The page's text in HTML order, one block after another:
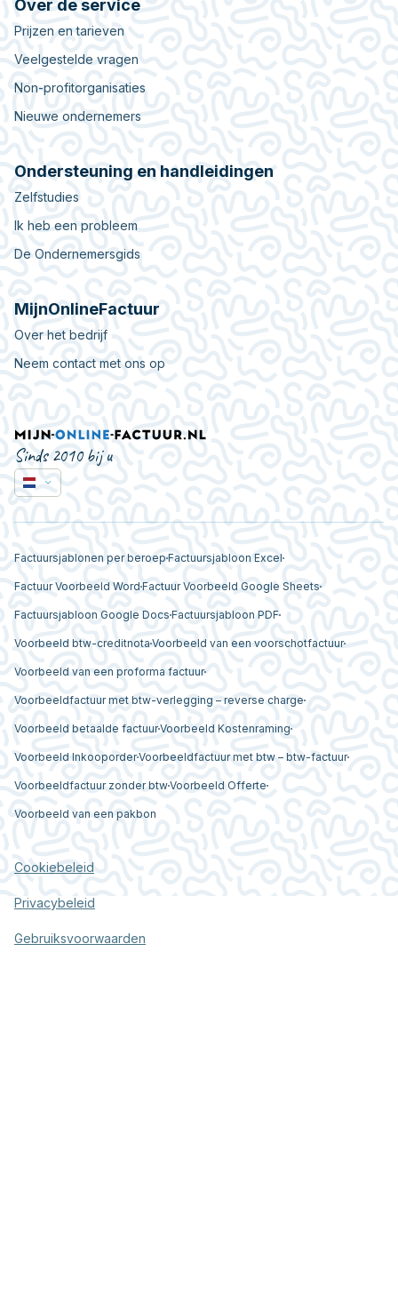
Over de service
Prijzen en tarieven
Veelgestelde vragen
Non-profitorganisaties
Nieuwe ondernemers
Ondersteuning en handleidingen
Zelfstudies
Ik heb een probleem
De Ondernemersgids
MijnOnlineFactuur
Over het bedrijf
Neem contact met ons op
Sinds 2010 bij u
Factuursjablonen per beroep Factuursjabloon Excel
Factuur Voorbeeld Word Factuur Voorbeeld Google Sheets
Factuursjabloon Google Docs Factuursjabloon PDF
Voorbeeld btw-creditnota Voorbeeld van een voorschotfactuur
Voorbeeld van een proforma factuur
Voorbeeldfactuur met btw-verlegging – reverse charge
Voorbeeld betaalde factuurVoorbeeld Kostenraming
Voorbeeld InkooporderVoorbeeldfactuur met btw – btw-factuur
Voorbeeldfactuur zonder btwVoorbeeld Offerte
Voorbeeld van een pakbon
Cookiebeleid
Privacybeleid
Gebruiksvoorwaarden